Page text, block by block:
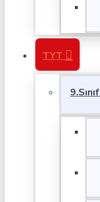
TYT
9.Sınıf